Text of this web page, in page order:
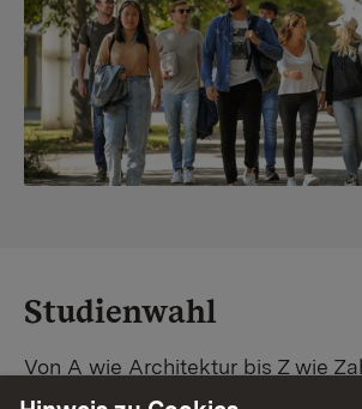
Studienwahl
Von A wie Architektur bis Z wie
Baden-Württemberg warten